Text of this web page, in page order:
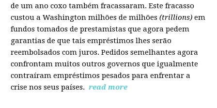
de um ano coxo também fracassaram. Este fracasso
custou a Washington milhões de milhões(trillions) em
fundos tomados de prestamistas que agora pedem
garantias de que tais empréstimos lhes serão
reembolsados com juros. Pedidos semelhantes agora
confrontam muitos outros governos que igualmente
contraíram empréstimos pesados para enfrentar a
crise nos seus países. read more